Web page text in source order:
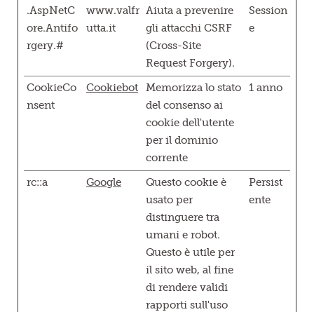
.AspNetC
ore.Antifo
rgery.#
www.valfr
utta.it
Aiuta a prevenire
gli attacchi CSRF
(Cross-Site
Request Forgery).
Session
e
CookieCo
nsent
Cookiebot
Memorizza lo stato
del consenso ai
cookie dell'utente
per il dominio
corrente
1 anno
rc::a Google
Questo cookie è
usato per
distinguere tra
umani e robot.
Questo è utile per
il sito web, al fine
di rendere validi
rapporti sull'uso
Persist
ente